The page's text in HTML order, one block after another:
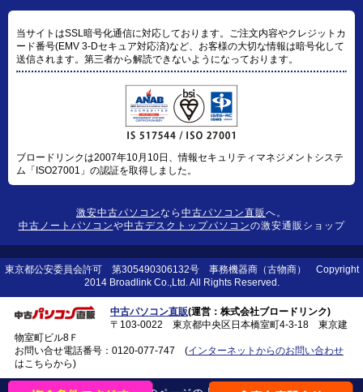
当サイトはSSL暗号化通信に対応しております。ご注文内容やクレジットカ
ード番号(EMV 3-Dセキュア対応済)など、お客様の大切な情報は暗号化して
送信されます。第三者から解読できないようになっております。
ブロードリンクは2007年10月10日、情報セキュリティマネジメントシステ
ム「ISO27001」の認証を取得しました。
激安中古パソコンなら 中古パソコン直販へ。
中古ノートパソコンや中古デスクトップパソコンの激安通販ショップ
東京都公安委員会許可 第305490306132号 事務機器商（古物商） Copyright
2014 Broadlink Co.,Ltd. All Rights Reserved.
中古パソコン直販(運営：株式会社ブロードリンク)
〒103-0022 東京都中央区日本橋室町4-3-18 東京建
物室町ビル8Ｆ
お問い合せ電話番号： 0120-077-747 (インターネットからのお問い合わせ
はこちらから)